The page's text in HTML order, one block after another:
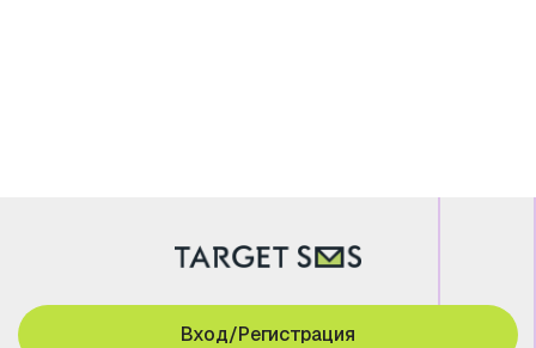
Вход/Регистрация